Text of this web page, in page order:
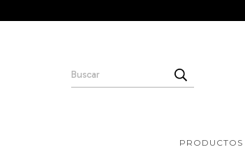
PRODUCTOS